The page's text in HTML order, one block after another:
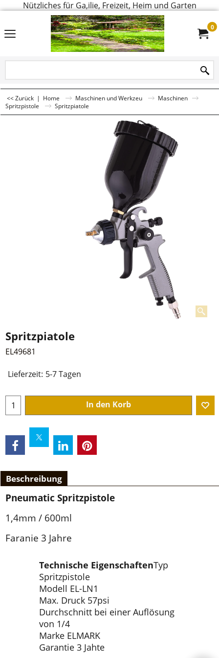
Nützliches für Ga,ilie, Freizeit, Heim und Garten
0
<< Zurück | Home Maschinen und Werkzeu
Maschinen
Spritzpistole
Spritzpiatole
Spritzpiatole
EL49681
Lieferzeit: 5-7 Tagen
In den Korb
Beschreibung
Pneumatic Spritzpistole
1,4mm / 600ml
Faranie 3 Jahre
Technische EigenschaftenTyp
Spritzpistole
Modell EL-LN1
Max. Druck 57psi
Durchschnitt bei einer Auflösung
von 1/4
Marke ELMARK
Garantie 3 Jahte